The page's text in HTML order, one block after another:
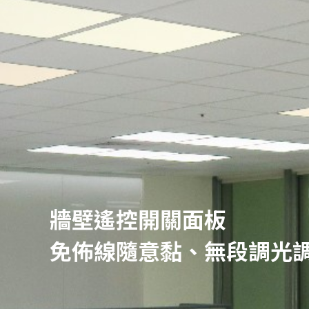
牆壁遙控開關面板
免佈線隨意黏、無段調光